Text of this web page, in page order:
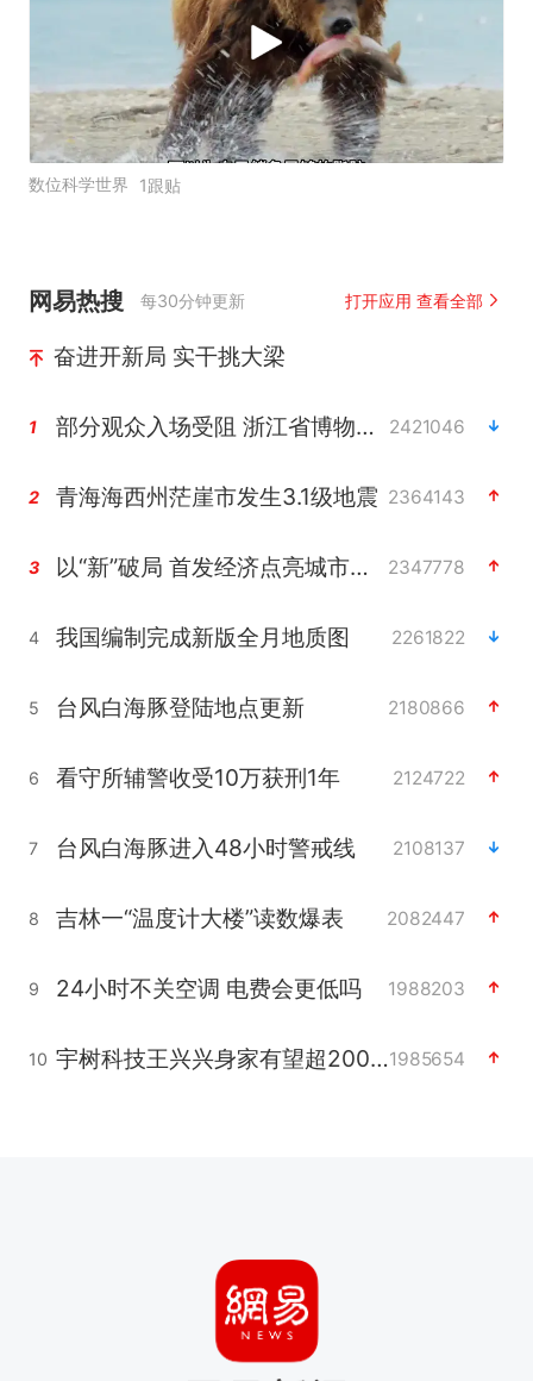
数位科学世界 1跟贴
网易热搜 每30分钟更新 打开应用 查看全部
奋进开新局 实干挑大梁
1 部分观众入场受阻 浙江省博物馆致歉 2421046
2 青海海西州茫崖市发生3.1级地震 2364143
3 以“新”破局 首发经济点亮城市消费活力 2347778
4 我国编制完成新版全月地质图 2261822
5 台风白海豚登陆地点更新 2180866
6 看守所辅警收受10万获刑1年 2124722
7 台风白海豚进入48小时警戒线 2108137
8 吉林一“温度计大楼”读数爆表 2082447
9 24小时不关空调 电费会更低吗 1988203
10 宇树科技王兴兴身家有望超200亿元1985654